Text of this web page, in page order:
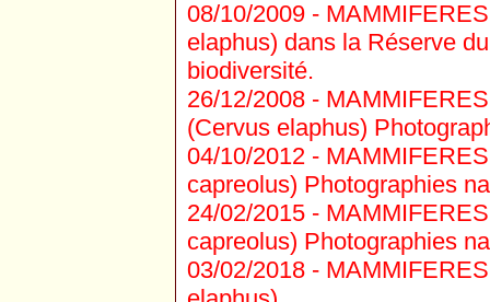
08/10/2009 -
elaphus) dans la Réserve
biodiversité.
26/12/2008 -
(Cervus elaphus)
04/10/2012 -
capreolus) Photographies
24/02/2015 -
capreolus) Photographies
03/02/2018 -